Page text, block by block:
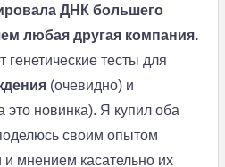
ДНК большего
любая другая компания.
генетические тесты для
(очевидно) и
это новинка). Я купил оба
своим опытом
мнением касательно их